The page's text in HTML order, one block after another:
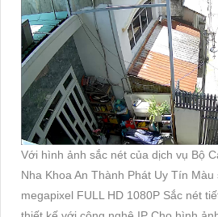
Với hình ảnh sắc nét của dịch vụ Bộ
Nha Khoa An Thành Phát Uy Tín
megapixel FULL HD 1080P Sắc nét